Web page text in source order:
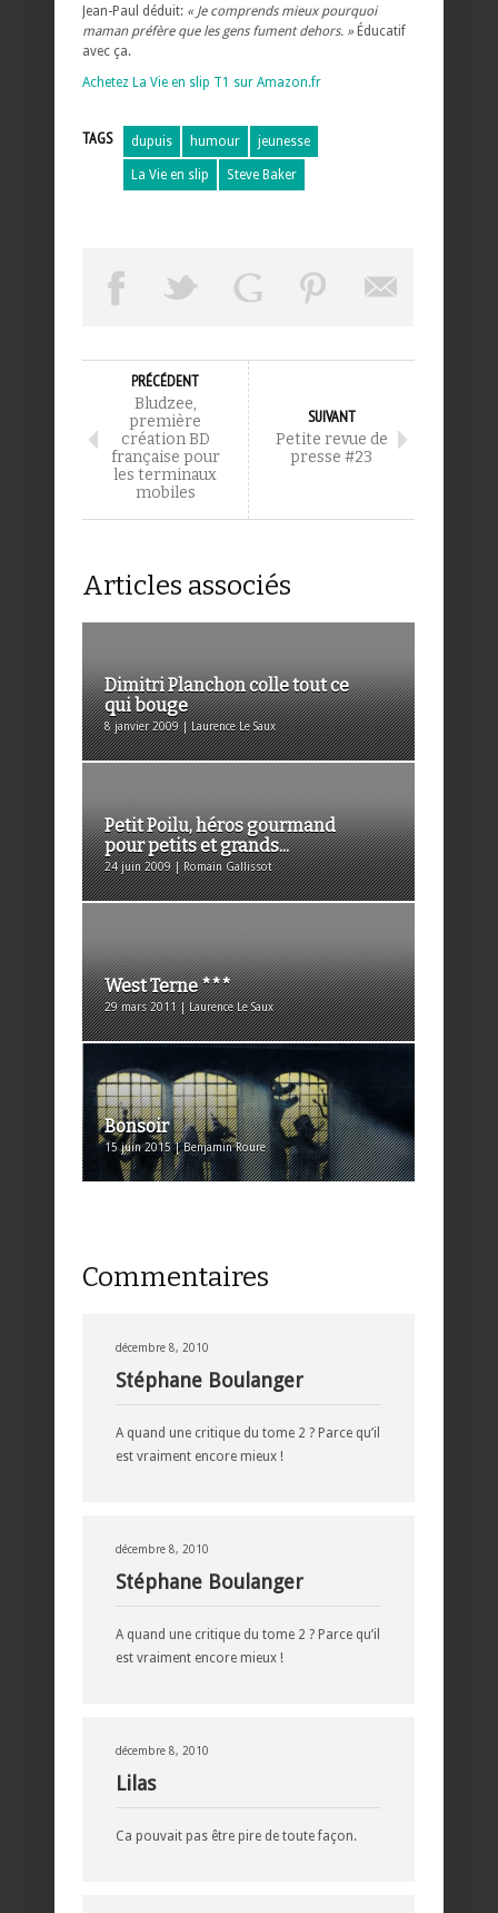
Jean-Paul déduit: « Je comprends mieux pourquoi
maman préfère que les gens fument dehors. » Éducatif
avec ça.
Achetez La Vie en slip T1 sur Amazon.fr
TAGS dupuis humour jeunesse
La Vie en slip Steve Baker
PRÉCÉDENT
Bludzee,
première
création BD
française pour
les terminaux
mobiles
SUIVANT
Petite revue de
presse #23
Articles associés
Dimitri Planchon colle tout ce
qui bouge
8 janvier 2009 | Laurence Le Saux
Petit Poilu, héros gourmand
pour petits et grands...
24 juin 2009 | Romain Gallissot
West Terne ***
29 mars 2011 | Laurence Le Saux
Bonsoir
15 juin 2015 | Benjamin Roure
Commentaires
décembre 8, 2010
Stéphane Boulanger
A quand une critique du tome 2 ? Parce qu’il
est vraiment encore mieux !
décembre 8, 2010
Stéphane Boulanger
A quand une critique du tome 2 ? Parce qu’il
est vraiment encore mieux !
décembre 8, 2010
Lilas
Ca pouvait pas être pire de toute façon.